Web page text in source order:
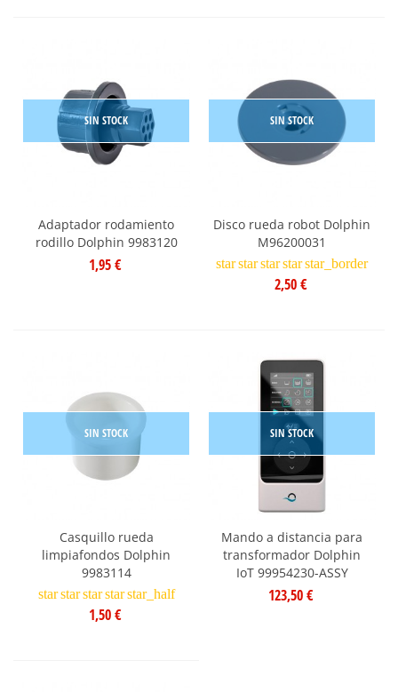
SIN STOCK
Adaptador rodamiento
rodillo Dolphin 9983120
1,95 €
SIN STOCK
Disco rueda robot Dolphin
M96200031
starstarstarstarstar_border
2,50 €
SIN STOCK
Casquillo rueda
limpiafondos Dolphin
9983114
star star star star star_half
1,50 €
SIN STOCK
Mando a distancia para
transformador Dolphin
IoT 99954230-ASSY
123,50 €